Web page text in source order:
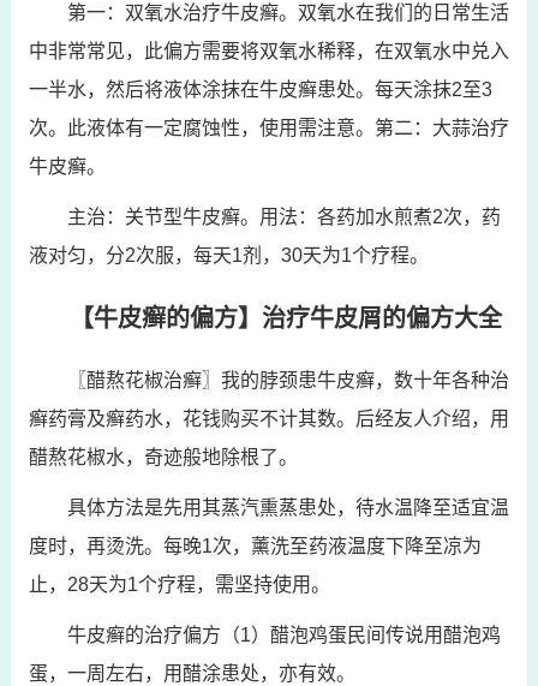
第一：双氧水治疗牛皮癣。双氧水在我们的日常生活
中非常常见，此偏方需要将双氧水稀释，在双氧水中兑入
一半水，然后将液体涂抹在牛皮癣患处。每天涂抹2至3
次。此液体有一定腐蚀性，使用需注意。第二：大蒜治疗
牛皮癣。
主治：关节型牛皮癣。用法：各药加水煎煮2次，药
液对匀，分2次服，每天1剂，30天为1个疗程。
【牛皮癣的偏方】治疗牛皮屑的偏方大全
〖醋熬花椒治癣〗我的脖颈患牛皮癣，数十年各种治
癣药膏及癣药水，花钱购买不计其数。后经友人介绍，用
醋熬花椒水，奇迹般地除根了。
具体方法是先用其蒸汽熏蒸患处，待水温降至适宜温
度时，再烫洗。每晚1次，薰洗至药液温度下降至凉为
止，28天为1个疗程，需坚持使用。
牛皮癣的治疗偏方（1）醋泡鸡蛋民间传说用醋泡鸡
蛋，一周左右，用醋涂患处，亦有效。